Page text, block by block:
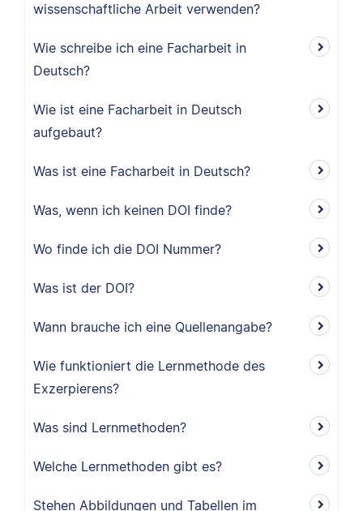
wissenschaftliche Arbeit verwenden?
Wie schreibe ich eine Facharbeit in
Deutsch?
Wie ist eine Facharbeit in Deutsch
aufgebaut?
Was ist eine Facharbeit in Deutsch?
Was, wenn ich keinen DOI finde?
Wo finde ich die DOI Nummer?
Was ist der DOI?
Wann brauche ich eine Quellenangabe?
Wie funktioniert die Lernmethode des
Exzerpierens?
Was sind Lernmethoden?
Welche Lernmethoden gibt es?
Stehen Abbildungen und Tabellen im